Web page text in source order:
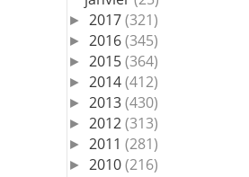
► 2017(321)
► 2016(345)
► 2015(364)
► 2014(412)
► 2013(430)
► 2012(313)
► 2011 (281)
► 2010(216)